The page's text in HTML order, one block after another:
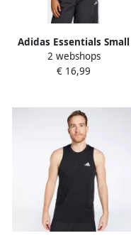
Adidas Essentials Small
Logo Katoenen Lifestyle
Tanktop
2 webshops
€ 16,99